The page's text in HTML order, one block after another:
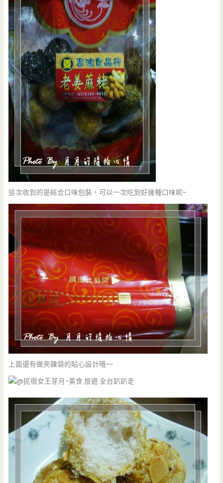
這次收到的是綜合口味包裝，可以一次吃到好幾種口味呢~
上面還有做夾鍊袋的貼心設計哦~~